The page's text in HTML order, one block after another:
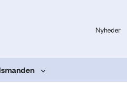
Nyheder